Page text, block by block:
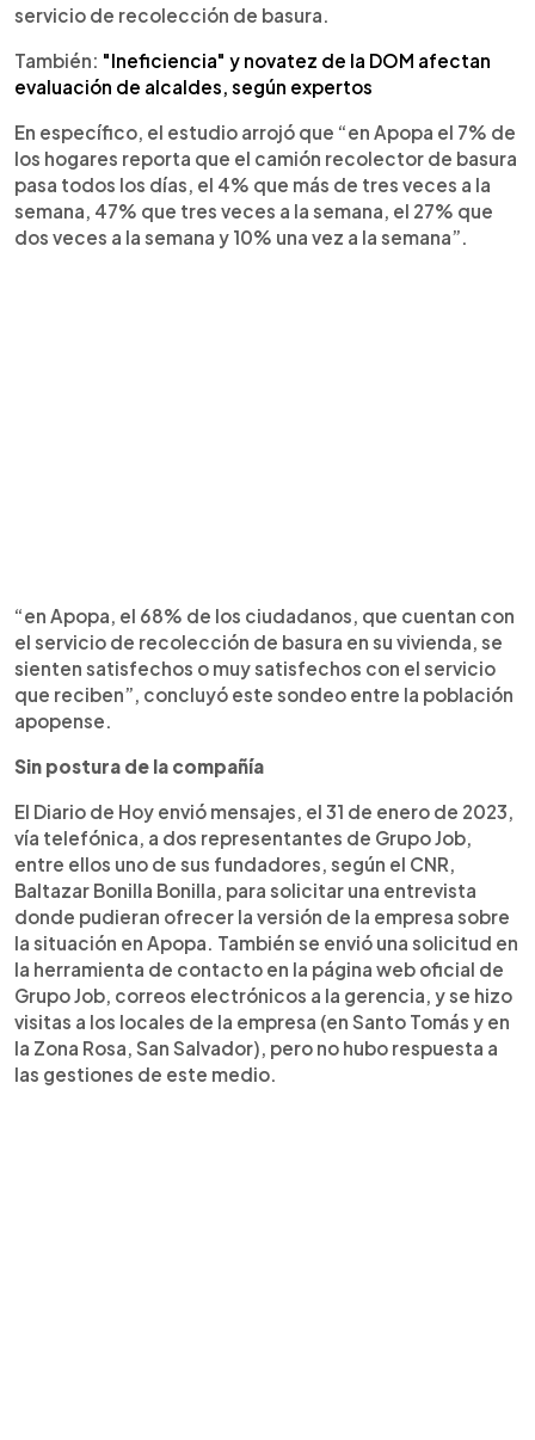
servicio de recolección de basura.
También: "Ineficiencia" y novatez de la DOM afectan
evaluación de alcaldes, según expertos
En específico, el estudio arrojó que “en Apopa el 7% de
los hogares reporta que el camión recolector de basura
pasa todos los días, el 4% que más de tres veces a la
semana, 47% que tres veces a la semana, el 27% que
dos veces a la semana y 10% una vez a la semana”.
“en Apopa, el 68% de los ciudadanos, que cuentan con
el servicio de recolección de basura en su vivienda, se
sienten satisfechos o muy satisfechos con el servicio
que reciben”, concluyó este sondeo entre la población
apopense.
Sin postura de la compañía
El Diario de Hoy envió mensajes, el 31 de enero de 2023,
vía telefónica, a dos representantes de Grupo Job,
entre ellos uno de sus fundadores, según el CNR,
Baltazar Bonilla Bonilla, para solicitar una entrevista
donde pudieran ofrecer la versión de la empresa sobre
la situación en Apopa. También se envió una solicitud en
la herramienta de contacto en la página web oficial de
Grupo Job, correos electrónicos a la gerencia, y se hizo
visitas a los locales de la empresa (en Santo Tomás y en
la Zona Rosa, San Salvador), pero no hubo respuesta a
las gestiones de este medio.